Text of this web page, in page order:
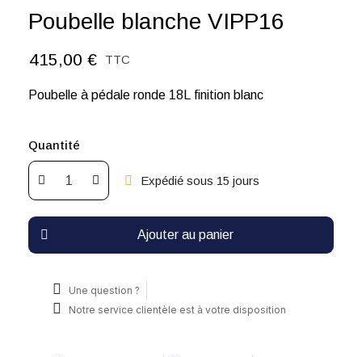
Poubelle blanche VIPP16
415,00 € TTC
Poubelle à pédale ronde 18L finition blanc
Quantité
Expédié sous 15 jours
Ajouter au panier
Une question ?
Notre service clientèle est à votre disposition